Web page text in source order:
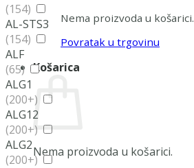
Nema proizvoda u košarici.
Povratak u trgovinu
Košarica
Nema proizvoda u košarici.
(154)
AL-STS3
(154)
ALF
(65)
ALG1
(200+)
ALG12
(200+)
ALG2
(200+)